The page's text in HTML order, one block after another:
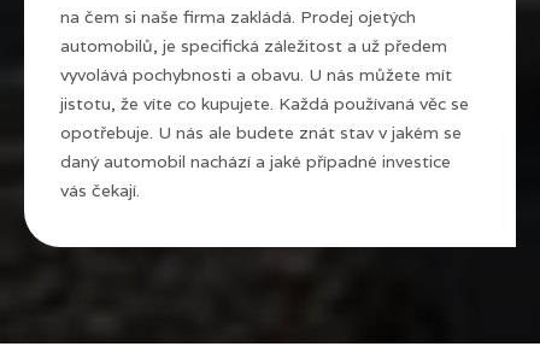
na čem si naše firma zakládá. Prodej ojetých
automobilů, je specifická záležitost a už předem
vyvolává pochybnosti a obavu. U nás můžete mít
jistotu, že víte co kupujete. Každá používaná věc se
opotřebuje. U nás ale budete znát stav v jakém se
daný automobil nachází a jaké případné investice
vás čekají.